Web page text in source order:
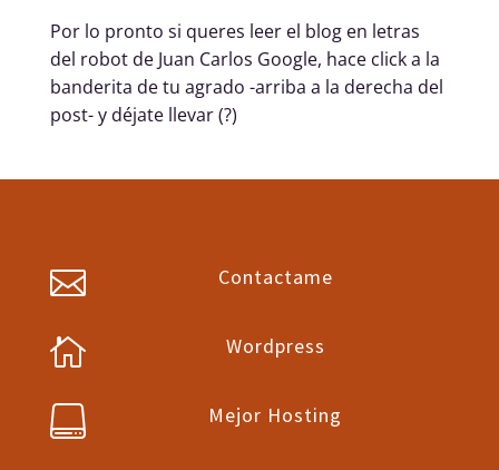
Por lo pronto si queres leer el blog en letras
del robot de Juan Carlos Google, hace click a la
banderita de tu agrado -arriba a la derecha del
post- y déjate llevar (?)
 Contactame
 Wordpress
 Mejor Hosting